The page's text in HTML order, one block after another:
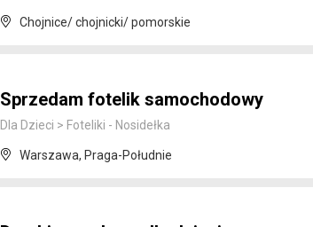
Chojnice/ chojnicki/ pomorskie
Sprzedam fotelik samochodowy
Dla Dzieci > Foteliki - Nosidełka
Warszawa, Praga-Południe